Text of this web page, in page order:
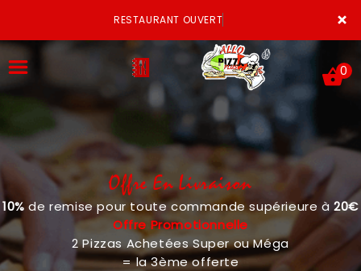
×
RESTAURANT OUVERT
ACCUEIL
LA CARTE
VOTRE COMPTE
0
Offre En Livraison
10%de remise pour toute commande supérieure à20€
Offre Promotionnelle
2 Pizzas Achetées Super ou Méga
= la 3ème offerte